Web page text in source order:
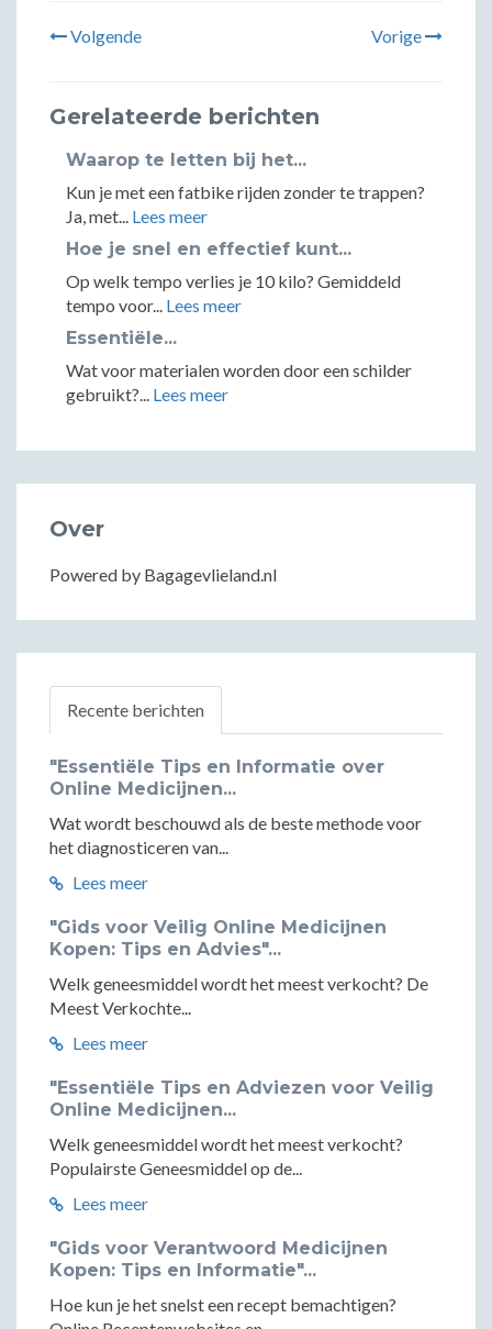
Volgende Vorige
Gerelateerde berichten
Waarop te letten bij het...
Kun je met een fatbike rijden zonder te trappen?
Ja, met... Lees meer
Hoe je snel en effectief kunt...
Op welk tempo verlies je 10 kilo? Gemiddeld
tempo voor... Lees meer
Essentiële...
Wat voor materialen worden door een schilder
gebruikt?... Lees meer
Over
Powered by Bagagevlieland.nl
Recente berichten
"Essentiële Tips en Informatie over
Online Medicijnen...
Wat wordt beschouwd als de beste methode voor
het diagnosticeren van...
Lees meer
"Gids voor Veilig Online Medicijnen
Kopen: Tips en Advies"...
Welk geneesmiddel wordt het meest verkocht? De
Meest Verkochte...
Lees meer
"Essentiële Tips en Adviezen voor Veilig
Online Medicijnen...
Welk geneesmiddel wordt het meest verkocht?
Populairste Geneesmiddel op de...
Lees meer
"Gids voor Verantwoord Medicijnen
Kopen: Tips en Informatie"...
Hoe kun je het snelst een recept bemachtigen?